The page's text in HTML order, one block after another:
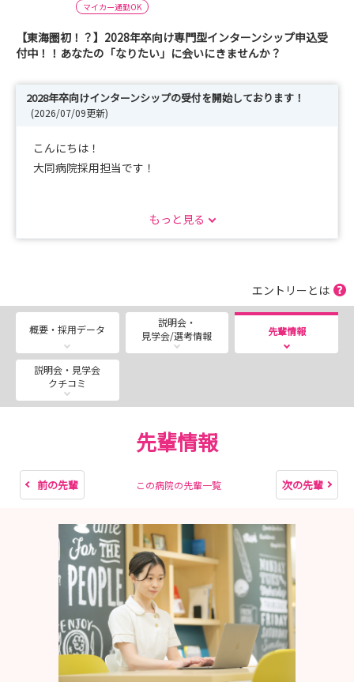
マイカー通勤OK
【東海圏初！？】2028年卒向け専門型インターンシップ申込受
付中！！あなたの「なりたい」に会いにきませんか？
2028年卒向けインターンシップの受付を開始しております！
(2026/07/09更新)
こんにちは！
大同病院採用担当です！
当院について理解を深めていただくだけでなく、様々な専
門職（NPや認定看護師など）との交流やキャリア相談、
国試対策もプログラムされております！
あなたの「なりたい」に会いにきませんか？
お会いできるのを楽しみにしております！
もっと見る
エントリーとは
概要・採用データ
説明会・
見学会/選考情報
先輩情報
説明会・見学会
クチコミ
先輩情報
前の先輩 この病院の先輩一覧 次の先輩